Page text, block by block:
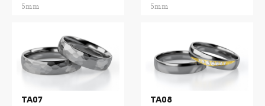
5mm 5mm
TA07 TA08